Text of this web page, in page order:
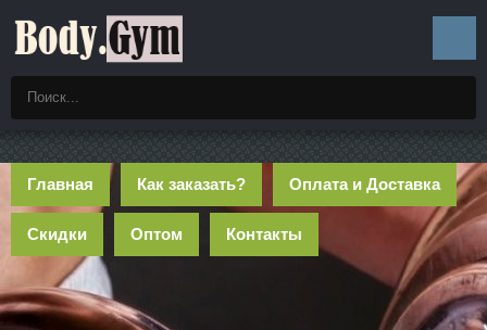
Главная Как заказать? Оплата и Доставка
Скидки Оптом Контакты